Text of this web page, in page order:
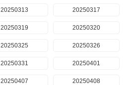
20250313 20250317
20250319 20250320
20250325 20250326
20250331 20250401
20250407 20250408